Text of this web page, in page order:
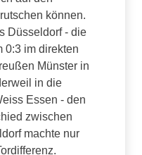
können.
Düsseldorf - die
0:3 im direkten
Münster in
in die
Essen - den
zwischen
machte nur